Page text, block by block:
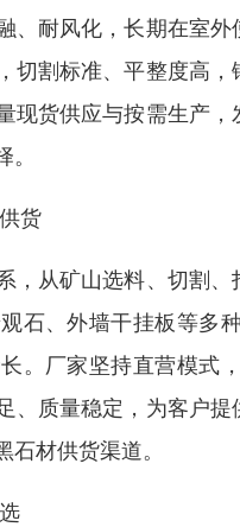
、耐风化，长期在室
切割标准、平整度高
现货供应与按需生产
货
，从矿山选料、切割
石、外墙干挂板等多
。厂家坚持直营模式
、质量稳定，为客户
材供货渠道。